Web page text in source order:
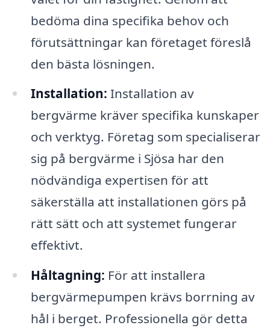
bedöma dina specifika behov och
förutsättningar kan företaget föreslå
den bästa lösningen.
Installation: Installation av
bergvärme kräver specifika kunskaper
och verktyg. Företag som specialiserar
sig på bergvärme i Sjösa har den
nödvändiga expertisen för att
säkerställa att installationen görs på
rätt sätt och att systemet fungerar
effektivt.
Håltagning: För att installera
bergvärmepumpen krävs borrning av
hål i berget. Professionella gör detta